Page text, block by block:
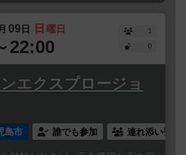
月 09日 日 曜日
22:00
1
0
エクスプロージョ
島市 誰でも参加 連れ添い登録